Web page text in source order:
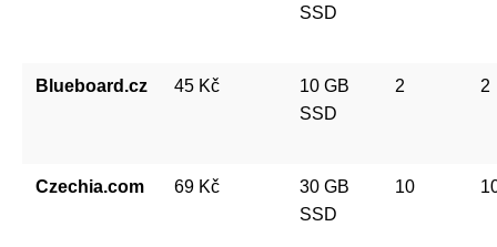
SSD
Blueboard.cz 45 Kč
10 GB
SSD
2 2
Czechia.com 69 Kč
30 GB
SSD
10